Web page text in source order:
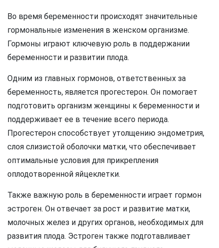
Во время беременности происходят значительные
гормональные изменения в женском организме.
Гормоны играют ключевую роль в поддержании
беременности и развитии плода.
Одним из главных гормонов, ответственных за
беременность, является прогестерон. Он помогает
подготовить организм женщины к беременности и
поддерживает ее в течение всего периода.
Прогестерон способствует утолщению эндометрия,
слоя слизистой оболочки матки, что обеспечивает
оптимальные условия для прикрепления
оплодотворенной яйцеклетки.
Также важную роль в беременности играет гормон
эстроген. Он отвечает за рост и развитие матки,
молочных желез и других органов, необходимых для
развития плода. Эстроген также подготавливает